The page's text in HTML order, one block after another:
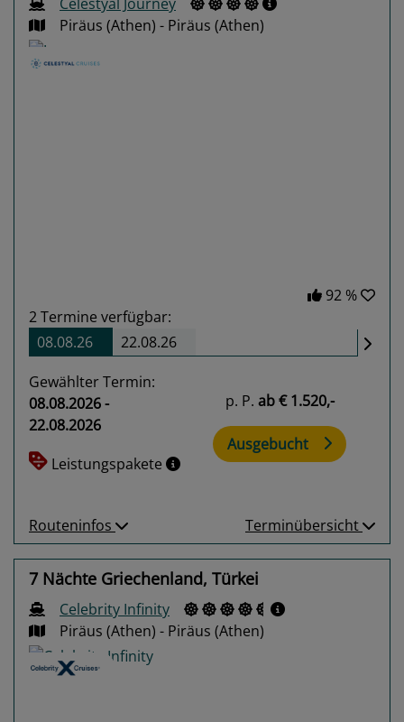
Piräus (Athen) - Piräus (Athen)
92 %
2Termine verfügbar:
08.08.26
22.08.26
Gewählter Termin:
08.08.2026 -
22.08.2026
Leistungspakete
p. P. ab€ 1.520,-
Ausgebucht
Routeninfos Terminübersicht
7 Nächte Griechenland, Türkei
Celebrity Infinity
Piräus (Athen) - Piräus (Athen)